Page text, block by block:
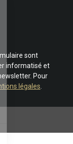
du
sont
informatisé et
Pour
légales